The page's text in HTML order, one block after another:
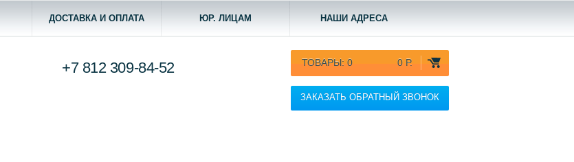
ДОСТАВКА И ОПЛАТА ЮР. ЛИЦАМ НАШИ АДРЕСА
ТОВАРЫ: 0 0 Р.
ЗАКАЗАТЬ ОБРАТНЫЙ ЗВОНОК
+7 812 309-84-52